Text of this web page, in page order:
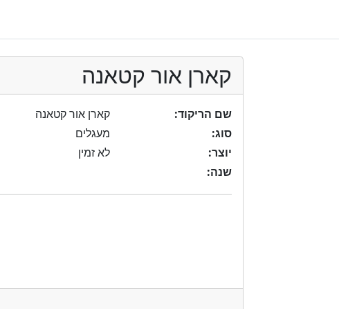
קארן אור קטאנה
שם הריקוד:
קארן אור קטאנה
סוג:
מעגלים
יוצר:
לא זמין
שנה: